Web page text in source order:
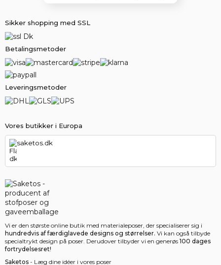
Vi er den største online butik med materialeposer, der specialiserer sig i
hundredvis af færdiglavede designs og størrelser. Vi kan også tilbyde
specialtrykt design på poser. Derudover tilbyder vi en generøs 100 dages
fortrydelsesret!
Saketos - Læg dine idéer i vores poser
Vores butikker i Europa
saketos.dk
Sikker shopping med SSL
Betalingsmetoder
Leveringsmetoder